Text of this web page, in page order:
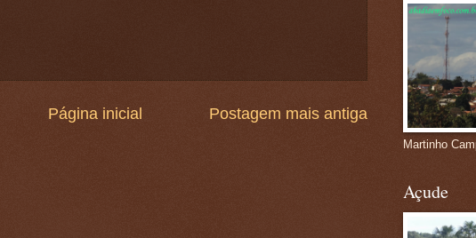
Postagem mais antiga
Página inicial
Martinho
Açude